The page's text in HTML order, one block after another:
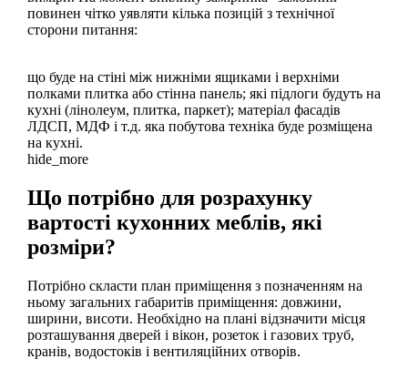
повинен чітко уявляти кілька позицій з технічної
сторони питання:
що буде на стіні між нижніми ящиками і верхніми
полками плитка або стінна панель; які підлоги будуть на
кухні (лінолеум, плитка, паркет); матеріал фасадів
ЛДСП, МДФ і т.д. яка побутова техніка буде розміщена
на кухні.
hide_more
Що потрібно для розрахунку
вартості кухонних меблів, які
розміри?
Потрібно скласти план приміщення з позначенням на
ньому загальних габаритів приміщення: довжини,
ширини, висоти. Необхідно на плані відзначити місця
розташування дверей і вікон, розеток і газових труб,
кранів, водостоків і вентиляційних отворів.